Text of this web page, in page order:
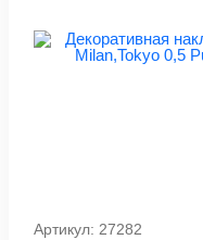
Артикул: 27282